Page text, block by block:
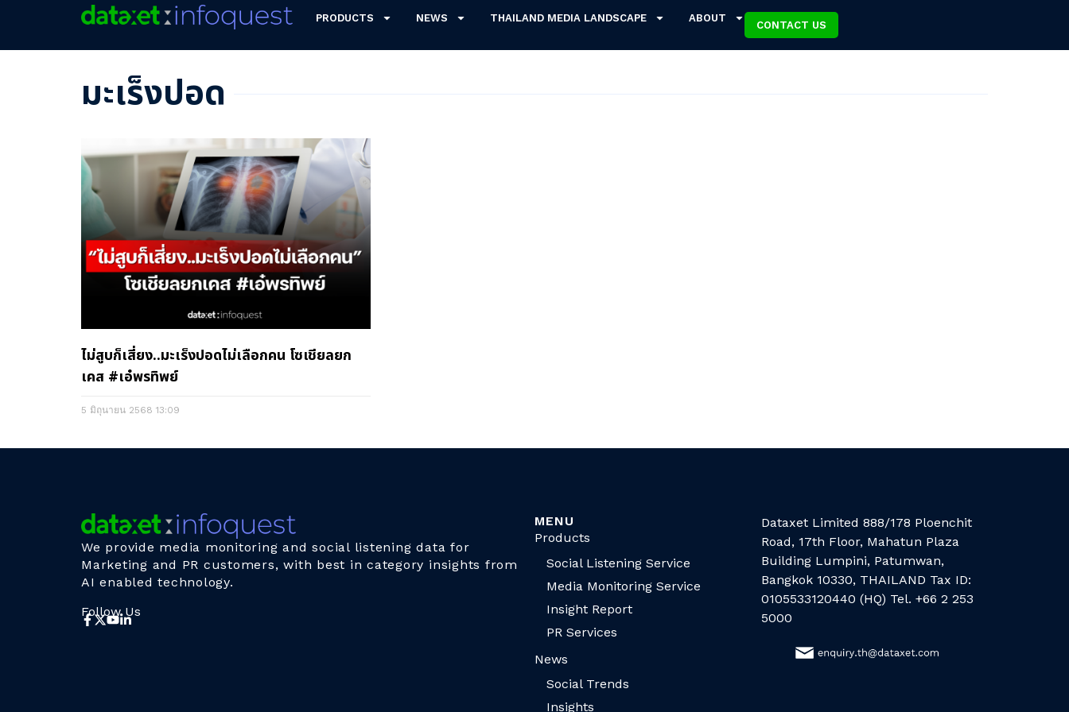
PRODUCTS NEWS THAILAND MEDIA LANDSCAPE ABOUT
CONTACT US
มะเร็งปอด
ไม่สูบก็เสี่ยง..มะเร็งปอดไม่เลือกคน โซเชียลยก
เคส #เอ๋พรทิพย์
5 มิถุนายน 2568 13:09
We provide media monitoring and social listening data for
Marketing and PR customers, with best in category insights from
AI enabled technology.
Follow Us
MENU
Products
Social Listening Service
Media Monitoring Service
Insight Report
PR Services
News
Social Trends
Insights
Dataxet Limited 888/178 Ploenchit
Road, 17th Floor, Mahatun Plaza
Building Lumpini, Patumwan,
Bangkok 10330, THAILAND Tax ID:
0105533120440 (HQ) Tel. +66 2 253
5000